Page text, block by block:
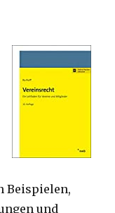
Beispielen,
und